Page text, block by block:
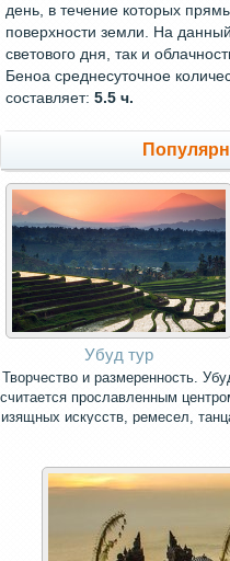
день, в течение которых
поверхности земли. На
светового дня, так и
Беноа среднесуточное
составляет: 5.5 ч.
Убуд тур
Творчество и размеренность.
считается прославленным
изящных искусств, ремесел,